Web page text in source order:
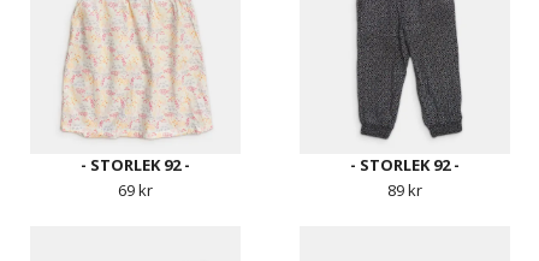
- STORLEK 92 -
69 kr
- STORLEK 92 -
89 kr